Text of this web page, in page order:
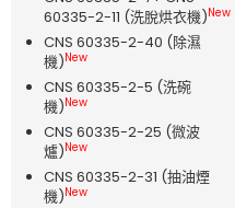
60335-2-11 (洗脫烘衣機) New
CNS 60335-2-40 (除濕
機) New
CNS 60335-2-5 (洗碗
機) New
CNS 60335-2-25 (微波
爐) New
CNS 60335-2-31 (抽油煙
機) New